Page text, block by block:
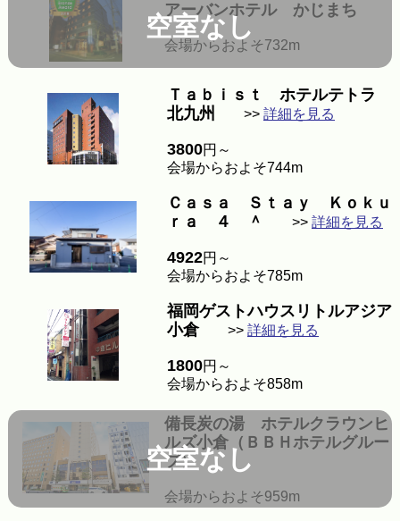
空室なし
アーバンホテル かじまち
会場からおよそ732m
Ｔａｂｉｓｔ ホテルテトラ
北九州
>> 詳細を見る
3800円～
会場からおよそ744m
Ｃａｓａ Ｓｔａｙ Ｋｏｋｕ
ｒａ ４ ＾
>> 詳細を見る
4922円～
会場からおよそ785m
福岡ゲストハウスリトルアジア
小倉>> 詳細を見る
1800円～
会場からおよそ858m
空室なし
備長炭の湯 ホテルクラウンヒ
ルズ小倉（ＢＢＨホテルグルー
プ）
会場からおよそ959m